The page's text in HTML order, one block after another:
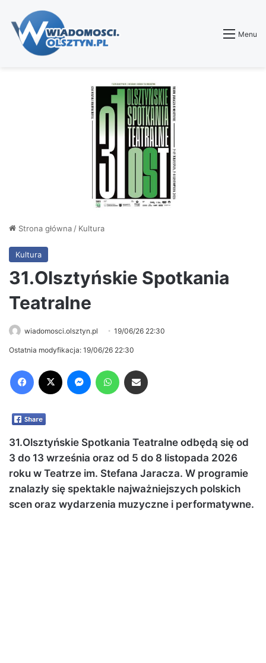
Menu
Strona główna/ Kultura
Kultura
31.Olsztyńskie Spotkania
Teatralne
wiadomosci.olsztyn.pl 19/06/26 22:30
Ostatnia modyfikacja: 19/06/26 22:30
31.Olsztyńskie Spotkania Teatralne odbędą się od
3 do 13 września oraz od 5 do 8 listopada 2026
roku w Teatrze im. Stefana Jaracza. W programie
znalazły się spektakle najważniejszych polskich
scen oraz wydarzenia muzyczne i performatywne.